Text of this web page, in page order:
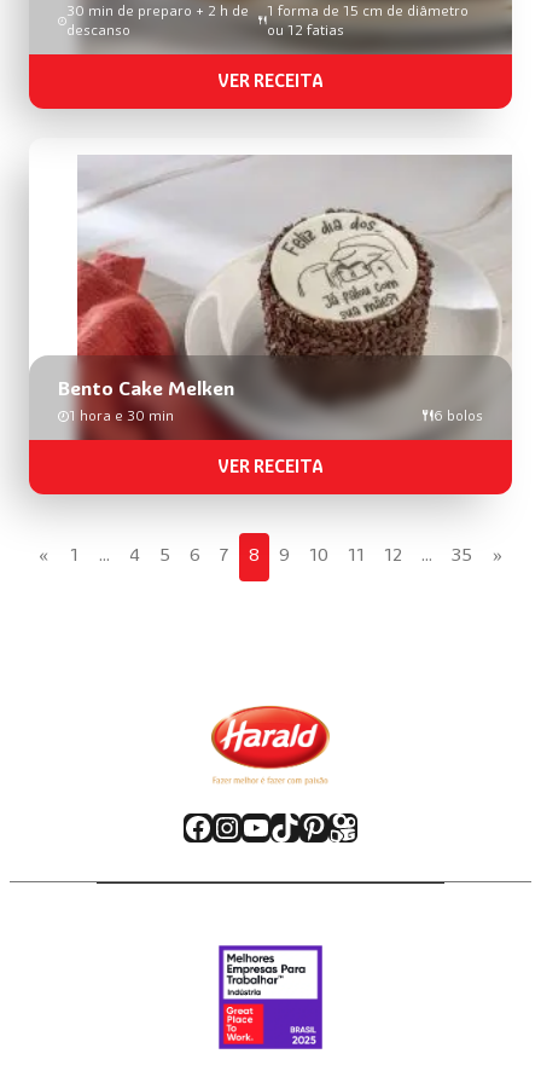
30 min de preparo + 2 h de
descanso
1 forma de 15 cm de diâmetro
ou 12 fatias
VER RECEITA
Bento Cake Melken
1 hora e 30 min 6 bolos
VER RECEITA
« 1 … 4 5 6 7 8 9 10 11 12 … 35 »
Facebook
Instagram
Youtube
TikTok
Pinterest
Kwai